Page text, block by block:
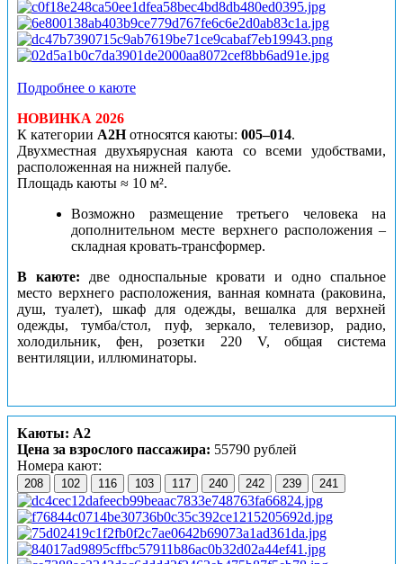
Подробнее о каюте
НОВИНКА 2026
К категории А2Нотносятся каюты: 005–014.
Двухместная двухъярусная каюта со всеми удобствами,
расположенная на нижней палубе.
Площадь каюты ≈ 10 м².
Возможно размещение третьего человека на
дополнительном месте верхнего расположения –
складная кровать-трансформер.
В каюте: две односпальные кровати и одно спальное
место верхнего расположения, ванная комната (раковина,
душ, туалет), шкаф для одежды, вешалка для верхней
одежды, тумба/стол, пуф, зеркало, телевизор, радио,
холодильник, фен, розетки 220 V, общая система
вентиляции, иллюминаторы.
Каюты: А2
Цена за взрослого пассажира: 55790 рублей
Номера кают:
208 102 116 103 117 240 242 239 241